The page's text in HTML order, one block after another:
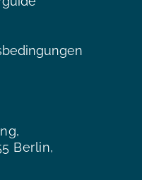
Berlin,